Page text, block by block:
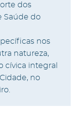
dos
Saúde do
nos
natureza,
cívica integral
no